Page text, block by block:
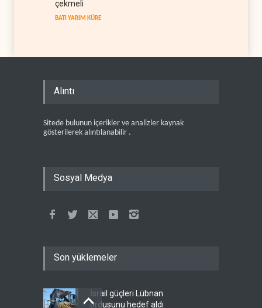
çekmeli
BATI YARIM KÜRE
Alıntı
Sitede bulunun içerikler ve analizler kaynak
gösterilerek alıntılanabilir .
Sosyal Medya
Son yüklemeler
İsrail güçleri Lübnan
ordusunu hedef aldı